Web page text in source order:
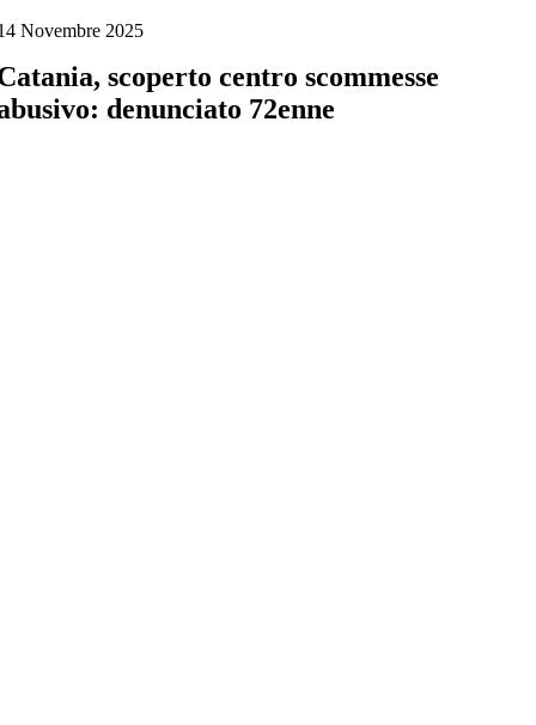
Novembre 2025
scoperto centro scommesse
denunciato 72enne